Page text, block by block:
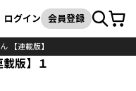
検索
ログイン 会員登録カート
【連載版】
版】１